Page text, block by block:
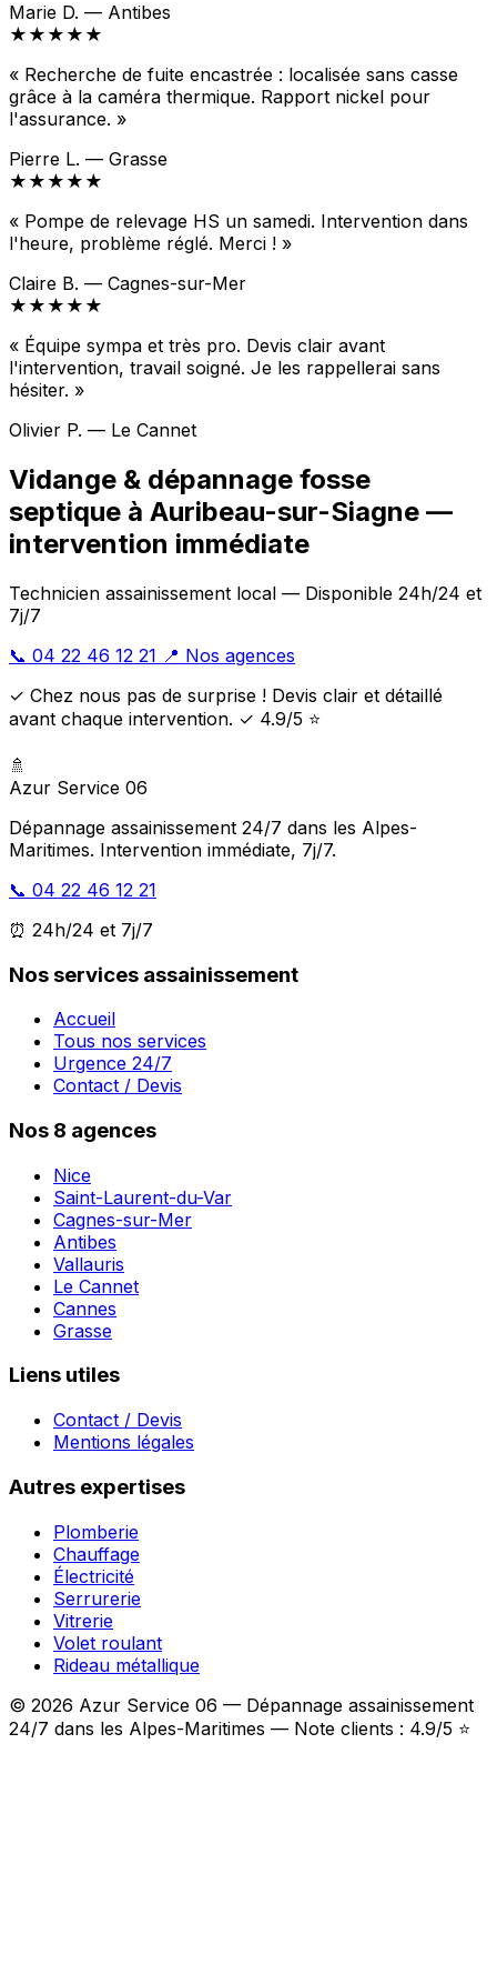
Marie D. — Antibes
★★★★★
« Recherche de fuite encastrée : localisée sans casse
grâce à la caméra thermique. Rapport nickel pour
l'assurance. »
Pierre L. — Grasse
★★★★★
« Pompe de relevage HS un samedi. Intervention dans
l'heure, problème réglé. Merci ! »
Claire B. — Cagnes-sur-Mer
★★★★★
« Équipe sympa et très pro. Devis clair avant
l'intervention, travail soigné. Je les rappellerai sans
hésiter. »
Olivier P. — Le Cannet
Vidange & dépannage fosse
septique à Auribeau-sur-Siagne —
intervention immédiate
Technicien assainissement local — Disponible 24h/24 et
7j/7
📞 04 22 46 12 21 📍 Nos agences
✓ Chez nous pas de surprise ! Devis clair et détaillé
avant chaque intervention. ✓ 4.9/5 ⭐
🚿
Azur Service 06
Dépannage assainissement 24/7 dans les Alpes-
Maritimes. Intervention immédiate, 7j/7.
📞 04 22 46 12 21
⏰ 24h/24 et 7j/7
Nos services assainissement
Accueil
Tous nos services
Urgence 24/7
Contact / Devis
Nos 8 agences
Nice
Saint-Laurent-du-Var
Cagnes-sur-Mer
Antibes
Vallauris
Le Cannet
Cannes
Grasse
Liens utiles
Contact / Devis
Mentions légales
Autres expertises
Plomberie
Chauffage
Électricité
Serrurerie
Vitrerie
Volet roulant
Rideau métallique
© 2026 Azur Service 06 — Dépannage assainissement
24/7 dans les Alpes-Maritimes — Note clients : 4.9/5 ⭐